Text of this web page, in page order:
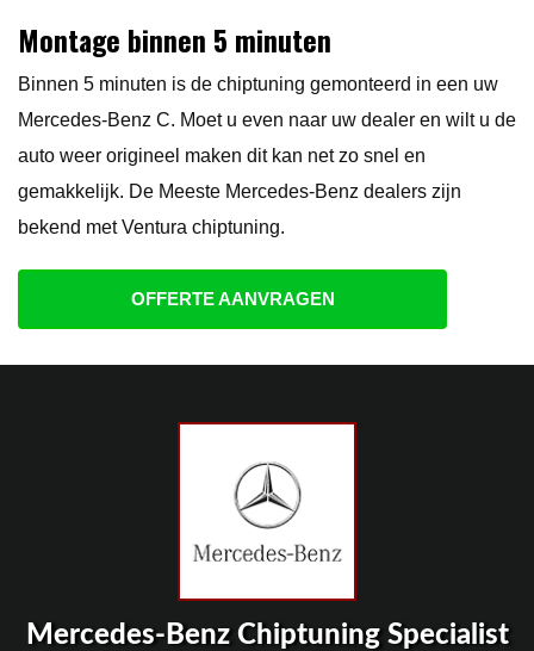
Montage binnen 5 minuten
Binnen 5 minuten is de chiptuning gemonteerd in een uw
Mercedes-Benz C. Moet u even naar uw dealer en wilt u de
auto weer origineel maken dit kan net zo snel en
gemakkelijk. De Meeste Mercedes-Benz dealers zijn
bekend met Ventura chiptuning.
OFFERTE AANVRAGEN
Mercedes-Benz Chiptuning Specialist